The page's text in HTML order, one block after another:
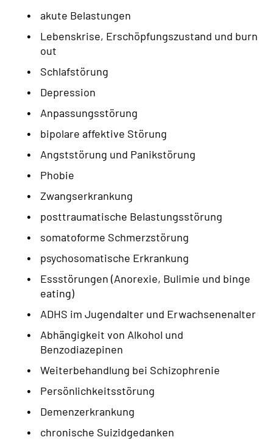
akute Belastungen
Lebenskrise, Erschöpfungszustand und burn
out
Schlafstörung
Depression
Anpassungsstörung
bipolare affektive Störung
Angststörung und Panikstörung
Phobie
Zwangserkrankung
posttraumatische Belastungsstörung
somatoforme Schmerzstörung
psychosomatische Erkrankung
Essstörungen (Anorexie, Bulimie und binge
eating)
ADHS im Jugendalter und Erwachsenenalter
Abhängigkeit von Alkohol und
Benzodiazepinen
Weiterbehandlung bei Schizophrenie
Persönlichkeitsstörung
Demenzerkrankung
chronische Suizidgedanken